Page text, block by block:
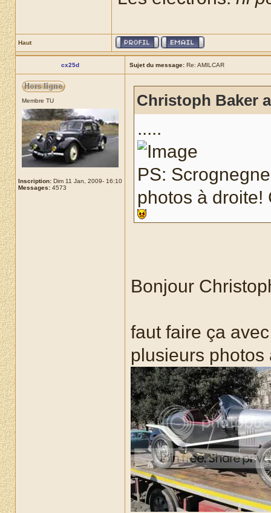
Haut
cx25d Sujet du message: Re: AMILCAR
Membre TU
Inscription: Dim 11 Jan, 2009- 16:10
Messages: 4573
Christoph Baker
.....
PS:
photos à droite!
Bonjour
faut faire ça
plusieurs photos